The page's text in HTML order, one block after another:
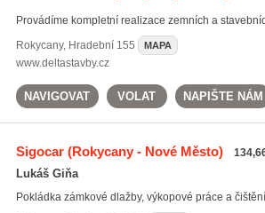
Provádíme kompletní realizace zemních a
Rokycany, Hradební 155 MAPA
www.deltastavby.cz
NAVIGOVAT VOLAT NAPIŠTE NÁM
Sigocar(Rokycany - Nové Město)
Lukáš Giňa
Pokládka zámkové dlažby, výkopové práce a